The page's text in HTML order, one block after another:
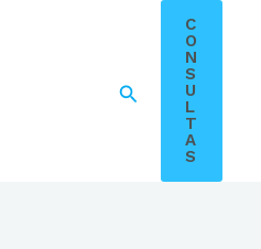
Buscar
C
O
N
S
U
L
T
A
S